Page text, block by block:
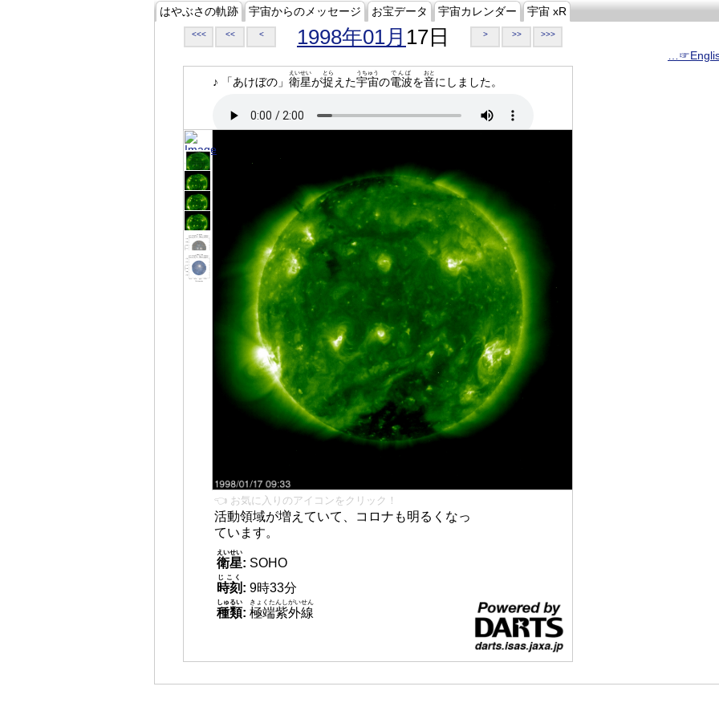
はやぶさの軌跡 宇宙からのメッセージ お宝データ 宇宙カレンダー 宇宙 xR
<<< << < 1998年01月 17日 > >> >>>
♪ 「あけぼの」 衛星
えいせい
が捉
とら
えた宇宙
うちゅう
の電波
でんぱ
を音
おと
にしました。
👈 お気に入りのアイコンをクリック！
活動領域が増えていて、コロナも明るくなっ
ています。
衛星
えいせい
: SOHO
時刻
じこく
: 9時33分
種類
しゅるい
: 極端紫外線
きょくたんしがいせん